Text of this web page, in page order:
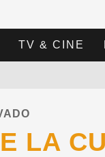
TV & CINE
LA